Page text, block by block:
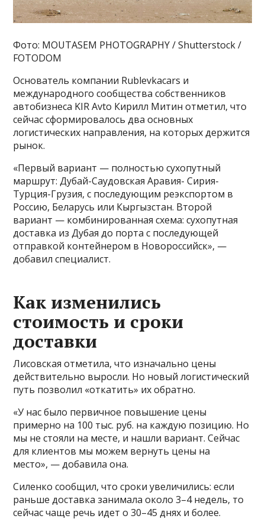
Фото: MOUTASEM PHOTOGRAPHY / Shutterstock /
FOTODOM
Основатель компании Rublevkacars и
международного сообщества собственников
автобизнеса KIR Avto Кирилл Митин отметил, что
сейчас сформировалось два основных
логистических направления, на которых держится
рынок.
«Первый вариант — полностью сухопутный
маршрут: Дубай-Саудовская Аравия- Сирия-
Турция-Грузия, с последующим реэкспортом в
Россию, Беларусь или Кыргызстан. Второй
вариант — комбинированная схема: сухопутная
доставка из Дубая до порта с последующей
отправкой контейнером в Новороссийск», —
добавил специалист.
Как изменились
стоимость и сроки
доставки
Лисовская отметила, что изначально цены
действительно выросли. Но новый логистический
путь позволил «откатить» их обратно.
«У нас было первичное повышение цены
примерно на 100 тыс. руб. на каждую позицию. Но
мы не стояли на месте, и нашли вариант. Сейчас
для клиентов мы можем вернуть цены на
место», — добавила она.
Силенко сообщил, что сроки увеличились: если
раньше доставка занимала около 3–4 недель, то
сейчас чаще речь идет о 30–45 днях и более.